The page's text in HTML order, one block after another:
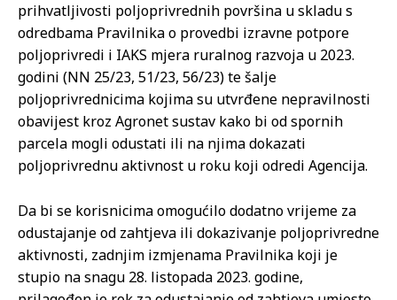
prihvatljivosti poljoprivrednih površina u skladu s
odredbama Pravilnika o provedbi izravne potpore
poljoprivredi i IAKS mjera ruralnog razvoja u 2023.
godini (NN 25/23, 51/23, 56/23) te šalje
poljoprivrednicima kojima su utvrđene nepravilnosti
obavijest kroz Agronet sustav kako bi od spornih
parcela mogli odustati ili na njima dokazati
poljoprivrednu aktivnost u roku koji odredi Agencija.
Da bi se korisnicima omogućilo dodatno vrijeme za
odustajanje od zahtjeva ili dokazivanje poljoprivredne
aktivnosti, zadnjim izmjenama Pravilnika koji je
stupio na snagu 28. listopada 2023. godine,